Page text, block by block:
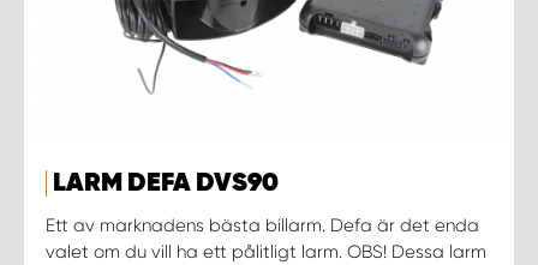
LARM DEFA DVS90
Ett av marknadens bästa billarm. Defa är det enda
valet om du vill ha ett pålitligt larm. OBS! Dessa larm
WORK SYSTEM KRISTIANSTAD
WORK SYSTEM LINKÖPING